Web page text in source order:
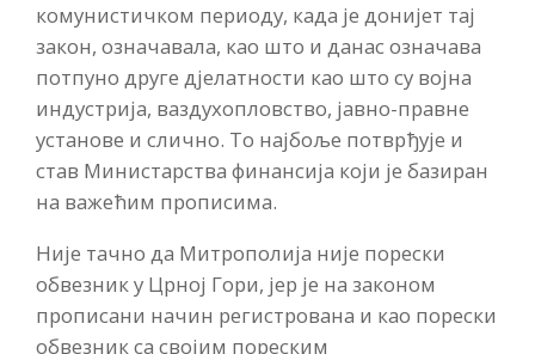
комунистичком периоду, када је донијет тај
закон, означавала, као што и данас означава
потпуно друге дјелатности као што су војна
индустрија, ваздухопловство, јавно-правне
установе и слично. То најбоље потврђује и
став Министарства финансија који је базиран
на важећим прописима.
Није тачно да Митрополија није порески
обвезник у Црној Гори, јер је на законом
прописани начин регистрована и као порески
обвезник са својим пореским